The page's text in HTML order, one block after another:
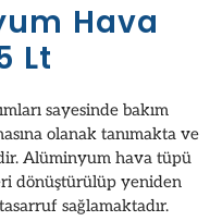
Hava
Lt
sayesinde bakım
olanak tanımakta ve
Alüminyum hava tüpü
dönüştürülüp yeniden
sağlamaktadır.